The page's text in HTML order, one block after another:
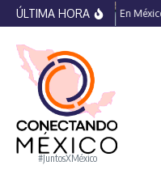
Saltar al contenido
ÚLTIMA HORA En
#JuntosXMéxico